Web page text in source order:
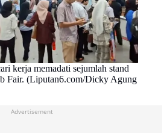
kerja memadati sejumlah stand
Fair. (Liputan6.com/Dicky Agung
Advertisement